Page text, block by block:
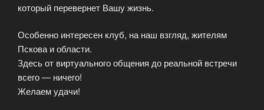
который перевернет Вашу жизнь.
Особенно интересен клуб, на наш взгляд, жителям
Пскова и области.
Здесь от виртуального общения до реальной встречи
всего — ничего!
Желаем удачи!